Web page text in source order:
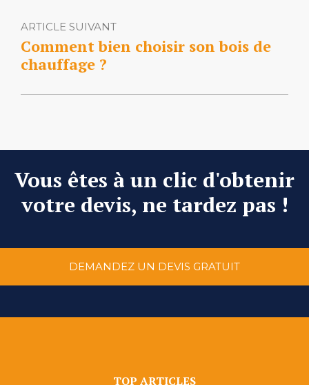
ARTICLE SUIVANT
Comment bien choisir son bois de
chauffage ?
Vous êtes à un clic d'obtenir
votre devis, ne tardez pas !
DEMANDEZ UN DEVIS GRATUIT
TOP ARTICLES